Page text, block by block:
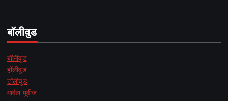
बॉलीवुड
बॉलीवुड
हॉलीवुड
टॉलीवुड
मार्वल मूवीज